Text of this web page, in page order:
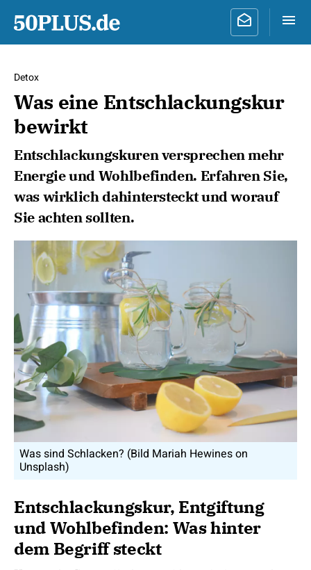
Detox
Was eine Entschlackungskur
bewirkt
Entschlackungskuren versprechen mehr
Energie und Wohlbefinden. Erfahren Sie,
was wirklich dahintersteckt und worauf
Sie achten sollten.
Was sind Schlacken? (Bild Mariah Hewines on
Unsplash)
Entschlackungskur, Entgiftung
und Wohlbefinden: Was hinter
dem Begriff steckt